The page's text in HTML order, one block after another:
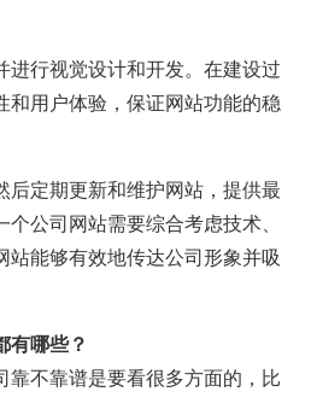
进行视觉设计和开发。在建设过
和用户体验，保证网站功能的稳
后定期更新和维护网站，提供最
公司网站需要综合考虑技术、
站能够有效地传达公司形象并吸
有哪些？
靠不靠谱是要看很多方面的，比